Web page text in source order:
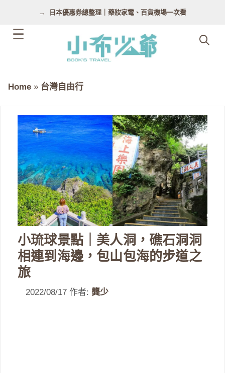
日本優惠券總整理｜藥妝家電、百貨機場一次看
Home » 台灣自由行
小琉球景點｜美人洞，礁石洞洞
相連到海邊，包山包海的步道之
旅
2022/08/17 作者: 龔少